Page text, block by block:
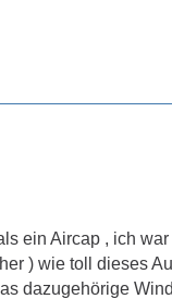
ein Aircap , ich
) wie toll dieses
dazugehörige